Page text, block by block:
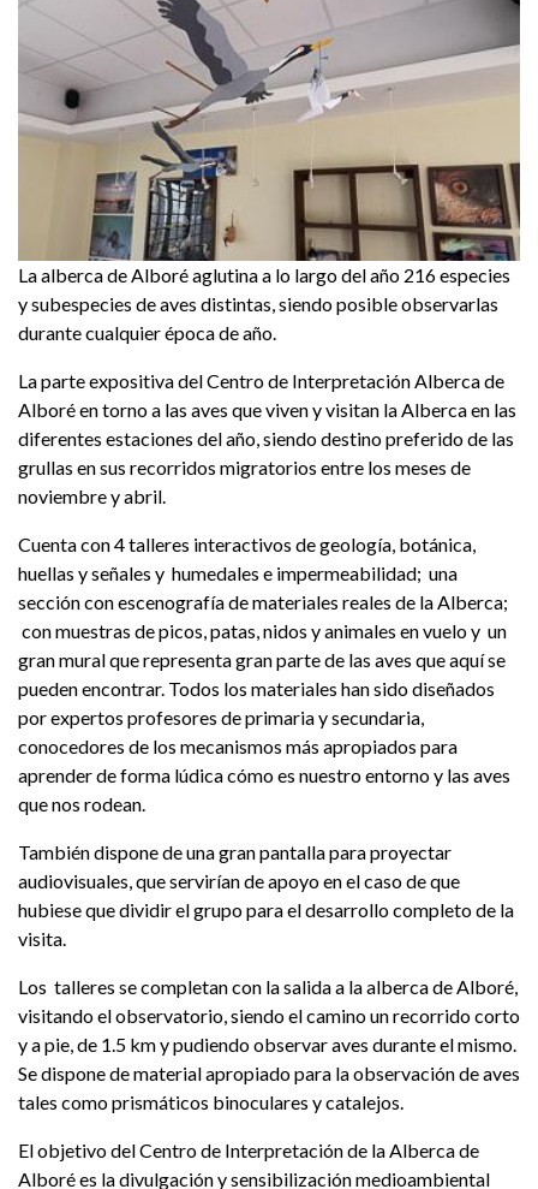
La alberca de Alboré aglutina a lo largo del año 216 especies
y subespecies de aves distintas, siendo posible observarlas
durante cualquier época de año.
La parte expositiva del Centro de Interpretación Alberca de
Alboré en torno a las aves que viven y visitan la Alberca en las
diferentes estaciones del año, siendo destino preferido de las
grullas en sus recorridos migratorios entre los meses de
noviembre y abril.
Cuenta con 4 talleres interactivos de geología, botánica,
huellas y señales y humedales e impermeabilidad; una
sección con escenografía de materiales reales de la Alberca;
con muestras de picos, patas, nidos y animales en vuelo y un
gran mural que representa gran parte de las aves que aquí se
pueden encontrar. Todos los materiales han sido diseñados
por expertos profesores de primaria y secundaria,
conocedores de los mecanismos más apropiados para
aprender de forma lúdica cómo es nuestro entorno y las aves
que nos rodean.
También dispone de una gran pantalla para proyectar
audiovisuales, que servirían de apoyo en el caso de que
hubiese que dividir el grupo para el desarrollo completo de la
visita.
Los talleres se completan con la salida a la alberca de Alboré,
visitando el observatorio, siendo el camino un recorrido corto
y a pie, de 1.5 km y pudiendo observar aves durante el mismo.
Se dispone de material apropiado para la observación de aves
tales como prismáticos binoculares y catalejos.
El objetivo del Centro de Interpretación de la Alberca de
Alboré es la divulgación y sensibilización medioambiental